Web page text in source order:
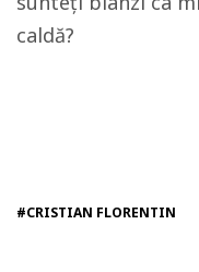
caldă?
#CRISTIAN FLORENTIN